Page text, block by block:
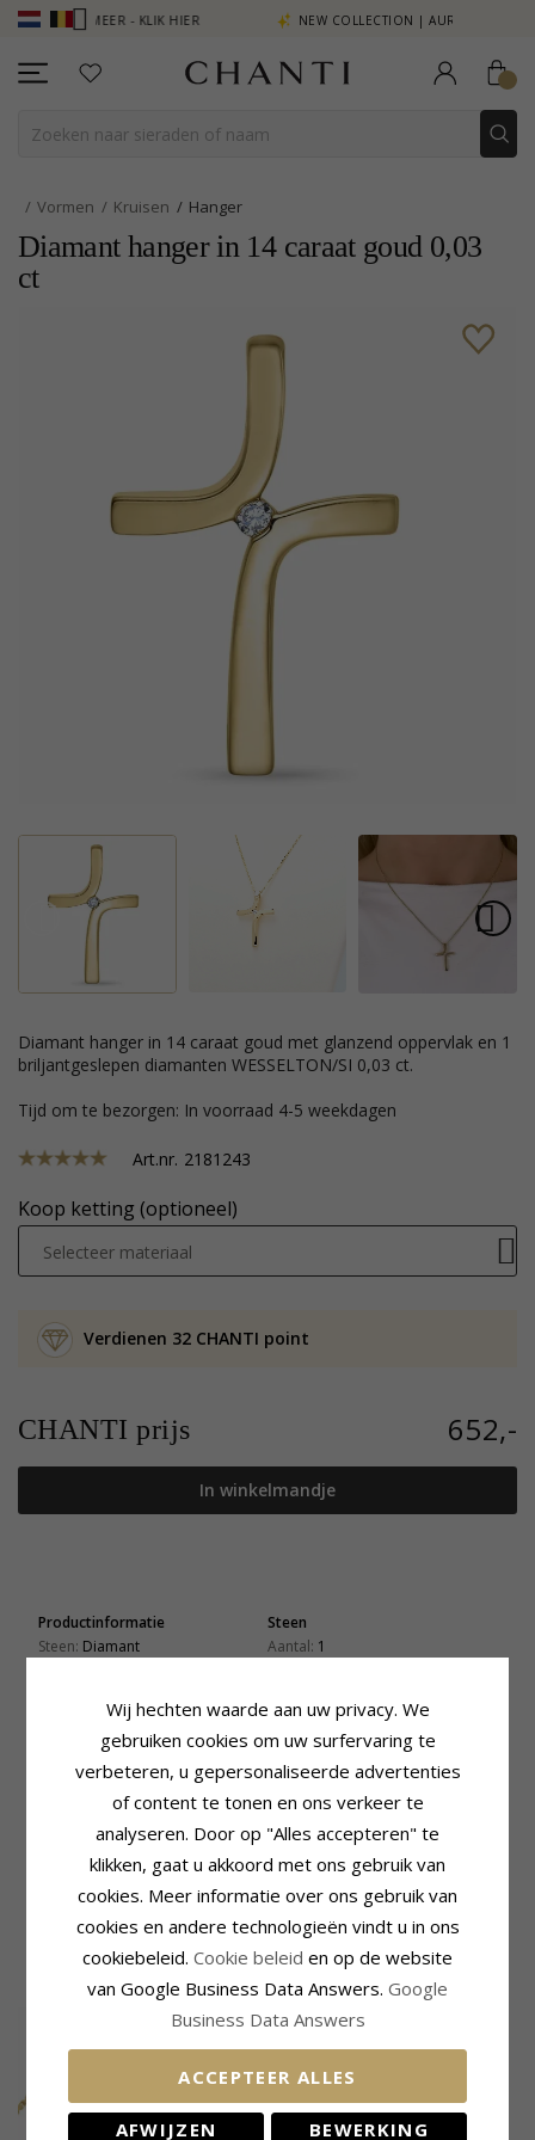
ZIE MEER - KLIK HIER NEW COLLECTION | AURA
Vormen Kruisen Hanger
Diamant hanger in 14 caraat goud 0,03
ct
diamant hanger in 14 caraat goud met glanzend oppervlak en 1
briljantgeslepen diamanten WESSELTON/SI 0,03 ct.
Tijd om te bezorgen: In voorraad 4-5 weekdagen
Art.nr. 2181243
Koop ketting (optioneel)
Selecteer materiaal
Verdienen 32 CHANTI point
CHANTI prijs 652,-
In winkelmandje
Productinformatie
Steen: Diamant
Edelmetaal: Goud
Oppervlak:Glanzend
Steen
Aantal: 1
Diamant Kleur: Wesselton
Diamant Helderheid:Si
Caraat: 0,03
Lengte Incl. Bijl:23,0 mm
15,5 mm
1,9 mm
Levertijd
Levertijd:4-5 Weekdagen
Past Bij Gouden Ketting Met
Breedte
Venetiaans Max.:
KLANTEN KOPEN OOK
Wij hechten waarde aan uw privacy. We
gebruiken cookies om uw surfervaring te
verbeteren, u gepersonaliseerde advertenties
of content te tonen en ons verkeer te
analyseren. Door op "Alles accepteren" te
klikken, gaat u akkoord met ons gebruik van
cookies. Meer informatie over ons gebruik van
cookies en andere technologieën vindt u in ons
cookiebeleid. Cookie beleid en op de website
van Google Business Data Answers. Google
Business Data Answers
ACCEPTEER ALLES
AFWIJZEN BEWERKING